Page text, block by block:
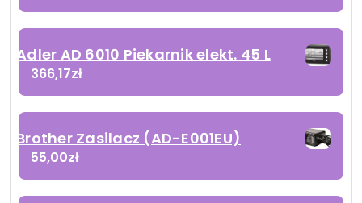
Adler AD 6010 Piekarnik elekt. 45 L
366,17zł
Brother Zasilacz (AD-E001EU)
55,00zł